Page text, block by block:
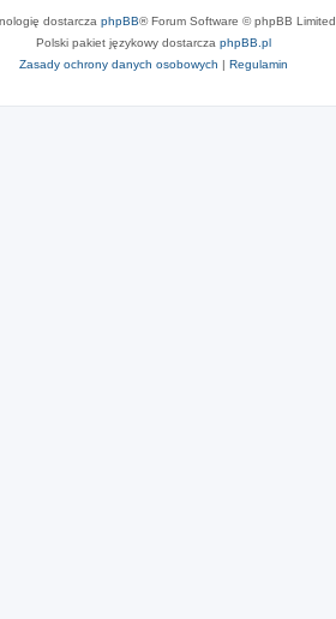
dostarcza phpBB® Forum Software © phpBB Limited
Polski pakiet językowy dostarcza phpBB.pl
Zasady ochrony danych osobowych | Regulamin